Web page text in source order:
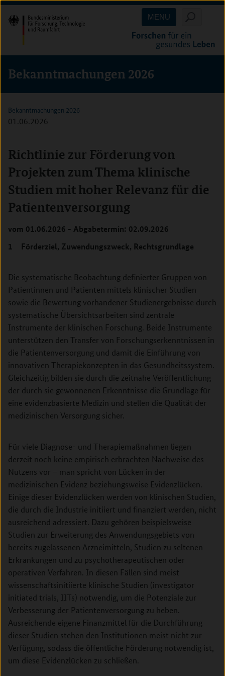
Direkt
zum
Inhalt
(Eingabetaste)
Direkt
zum
Hauptmenu
(Eingabetaste)
Direkt
zur
Suche
(Eingabetaste)
MENU
Bekanntmachungen 2026
Bekanntmachungen 2026
01.06.2026
Richtlinie zur Förderung von
Projekten zum Thema klinische
Studien mit hoher Relevanz für die
Patientenversorgung
vom 01.06.2026 - Abgabetermin: 02.09.2026
1 Förderziel, Zuwendungszweck, Rechtsgrundlage
Die systematische Beobachtung definierter Gruppen von
Patientinnen und Patienten mittels klinischer Studien
sowie die Bewertung vorhandener Studienergebnisse durch
systematische Übersichtsarbeiten sind zentrale
Instrumente der klinischen Forschung. Beide Instrumente
unterstützen den Transfer von Forschungserkenntnissen in
die Patientenversorgung und damit die Einführung von
innovativen Therapiekonzepten in das Gesundheitssystem.
Gleichzeitig bilden sie durch die zeitnahe Veröffentlichung
der durch sie gewonnenen Erkenntnisse die Grundlage für
eine evidenzbasierte Medizin und stellen die Qualität der
medizinischen Versorgung sicher.
Für viele Diagnose- und Therapiemaßnahmen liegen
derzeit noch keine empirisch erbrachten Nachweise des
Nutzens vor – man spricht von Lücken in der
medizinischen Evidenz beziehungsweise Evidenzlücken.
Einige dieser Evidenz­lücken werden von klinischen Studien,
die durch die Industrie initiiert und finanziert werden, nicht
ausreichend adressiert. Dazu gehören beispielsweise
Studien zur Erweiterung des Anwendungsgebiets von
bereits zugelassenen Arzneimitteln, Studien zu seltenen
Erkrankungen und zu psychotherapeutischen oder
operativen Verfahren. In diesen Fällen sind meist
wissenschaftsinitiierte klinische Studien (investigator
initiated trials, IITs) notwendig, um die Potenziale zur
Verbesserung der Patientenversorgung zu heben.
Ausreichende eigene Finanzmittel für die Durchführung
dieser Studien stehen den Institutionen meist nicht zur
Verfügung, sodass die öffentliche Förderung notwendig ist,
um diese Evidenzlücken zu schließen.